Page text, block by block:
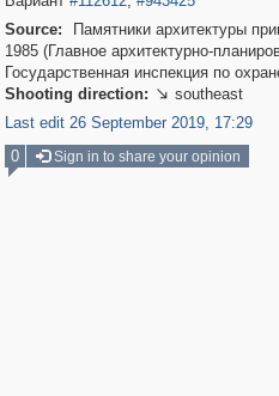
Source:
Памятники архитектуры
1985 (Главное архитектурно-
Государственная инспекция по
Shooting direction:  southeast
Last edit 26 September 2019, 17:29
0
Sign in to share your opinion